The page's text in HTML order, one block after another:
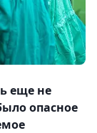
еще не
опасное